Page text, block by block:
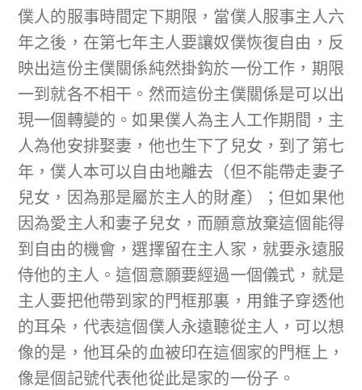
僕人的服事時間定下期限，當僕人服事主人六
年之後，在第七年主人要讓奴僕恢復自由，反
映出這份主僕關係純然掛鈎於一份工作，期限
一到就各不相干。然而這份主僕關係是可以出
現一個轉變的。如果僕人為主人工作期間，主
人為他安排娶妻，他也生下了兒女，到了第七
年，僕人本可以自由地離去（但不能帶走妻子
兒女，因為那是屬於主人的財產）；但如果他
因為愛主人和妻子兒女，而願意放棄這個能得
到自由的機會，選擇留在主人家，就要永遠服
侍他的主人。這個意願要經過一個儀式，就是
主人要把他帶到家的門框那裏，用錐子穿透他
的耳朵，代表這個僕人永遠聽從主人，可以想
像的是，他耳朵的血被印在這個家的門框上，
像是個記號代表他從此是家的一份子。